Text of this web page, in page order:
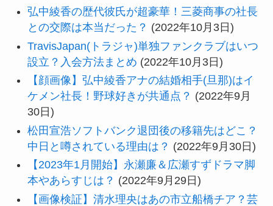
弘中綾香の歴代彼氏が超豪華！三菱商事の社長
との交際は本当だった？ (2022年10月3日)
TravisJapan(トラジャ)単独ファンクラブはいつ
設立？入会方法まとめ (2022年10月3日)
【顔画像】弘中綾香アナの結婚相手(旦那)はイ
ケメン社長！野球好きが共通点？ (2022年9月
30日)
松田宣浩ソフトバンク退団後の移籍先はどこ？
中日と噂されている理由は？ (2022年9月30日)
【2023年1月開始】永瀬廉＆広瀬すずドラマ脚
本やあらすじは？ (2022年9月29日)
【画像検証】清水理央はあの市立船橋チア？芸